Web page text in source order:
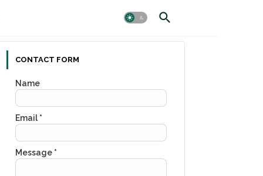
CONTACT FORM
Name
Email *
Message *